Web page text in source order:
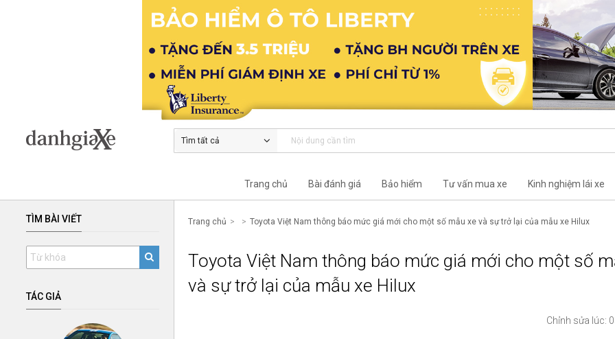
Tìm tất cả
Trang chủ Bài đánh giá Bảo hiểm Tư vấn mua xe Kinh nghiệm lái xe
TÌM BÀI VIẾT
TÁC GIẢ
Trang chủ Toyota Việt Nam thông báo mức giá mới cho một số mẫu xe và sự trở lại của mẫu xe Hilux
Toyota Việt Nam thông báo mức giá mới cho một số
và sự trở lại của mẫu xe Hilux
Chỉnh sửa lúc: